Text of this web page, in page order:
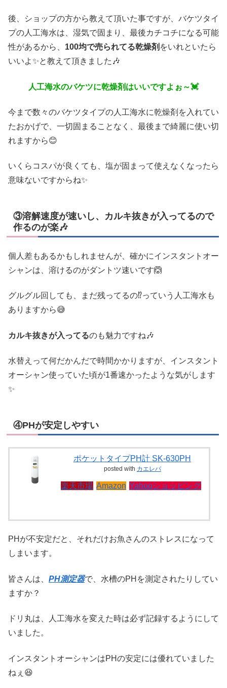
後、ショップの方から教えて頂いた事ですが、バケツタイ
プの人工海水は、湿気で固まり、最後カチコチになる可能
性があるから、 100均で売られてる乾燥剤 をいれといたら
いいよ✨と教えて頂きました🎶
人工海水のバケツに乾燥剤はいいですよぉ～💓
今まで数々のバケツタイプの人工海水に乾燥剤を入れてい
たおかげで、一切固まることなく、最後まで綺麗に使い切
れますから😊
いくらコスパが良くても、塩が固まって使えなくなったら
意味ないですからね✨
③溶解速度が速いし、カルキ抜きが入ってるので
作るのが楽🎶
個人差もあるかもしれませんが、確かにインスタントオー
シャンは、溶けるのがダントツ速いです🙆
グルグル回しても、まだ残ってるの⁉️っていう人工海水も
ありますから😅
カルキ抜きが入ってるのも魅力ですね🎶
水替えって何だかんだで時間かかりますが、インスタント
オーシャン使っていた頃が1番速かったような気がします
✨
④PHが安定しやすい
ポケットタイプPH計 SK-630PH
posted with カエレバ
楽天市場 Amazon Yahooショッピング
PHが不安定だと、それだけお魚さんのストレスになって
しまいます。
皆さんは、 PH測定器で、水槽のPHを測定されたりしてい
ますか？
ドリ丸は、人工海水を変えた時は必ず記録するようにして
いました。
インスタントオーシャンはPHの安定には優れていました
ねぇ😆